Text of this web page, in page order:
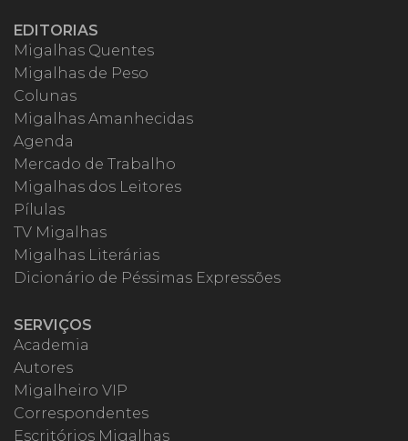
EDITORIAS
Migalhas Quentes
Migalhas de Peso
Colunas
Migalhas Amanhecidas
Agenda
Mercado de Trabalho
Migalhas dos Leitores
Pílulas
TV Migalhas
Migalhas Literárias
Dicionário de Péssimas Expressões
SERVIÇOS
Academia
Autores
Migalheiro VIP
Correspondentes
Escritórios Migalhas